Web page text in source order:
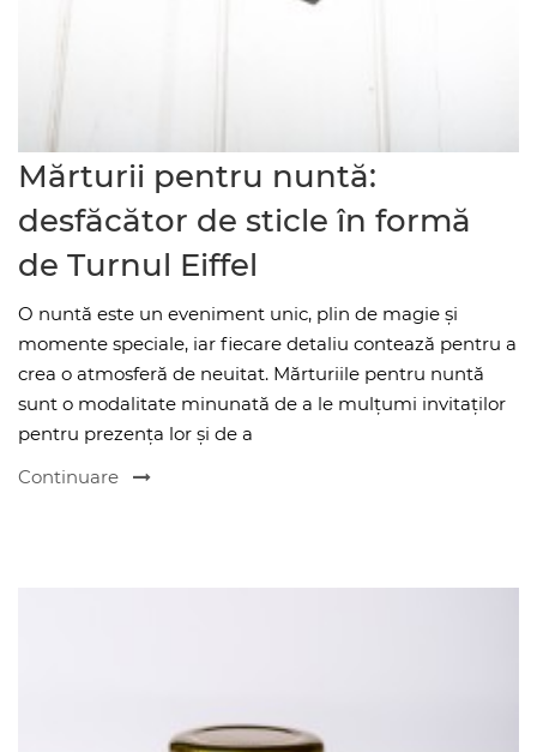
Mărturii pentru nuntă:
desfăcător de sticle în formă
de Turnul Eiffel
O nuntă este un eveniment unic, plin de magie și
momente speciale, iar fiecare detaliu contează pentru a
crea o atmosferă de neuitat. Mărturiile pentru nuntă
sunt o modalitate minunată de a le mulțumi invitaților
pentru prezența lor și de a
Continuare